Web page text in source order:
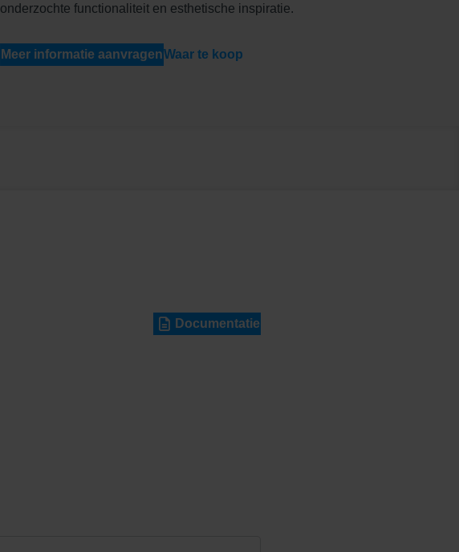
onderzochte functionaliteit en esthetische inspiratie.
Meer informatie aanvragenWaar te koop
Documentatie